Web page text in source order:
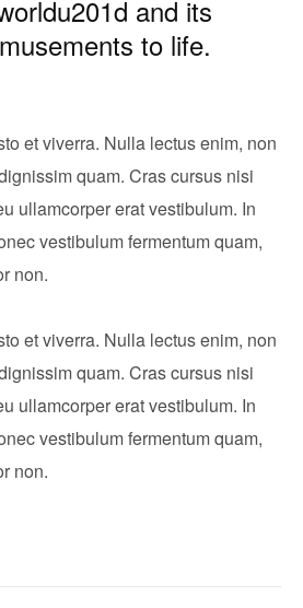
and its
to life.
et viverra. Nulla lectus enim, non
quam. Cras cursus nisi
ullamcorper erat vestibulum. In
vestibulum fermentum quam,
non.
et viverra. Nulla lectus enim, non
quam. Cras cursus nisi
ullamcorper erat vestibulum. In
vestibulum fermentum quam,
non.